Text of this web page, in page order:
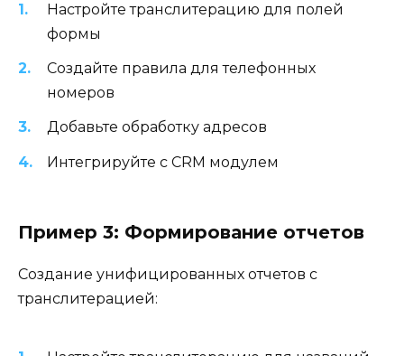
Настройте транслитерацию для полей
формы
Создайте правила для телефонных
номеров
Добавьте обработку адресов
Интегрируйте с CRM модулем
Пример 3: Формирование отчетов
Создание унифицированных отчетов с
транслитерацией: